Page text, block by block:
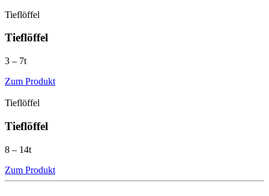
Tieflöffel
Tieflöffel
3 – 7t
Zum Produkt
Tieflöffel
Tieflöffel
8 – 14t
Zum Produkt